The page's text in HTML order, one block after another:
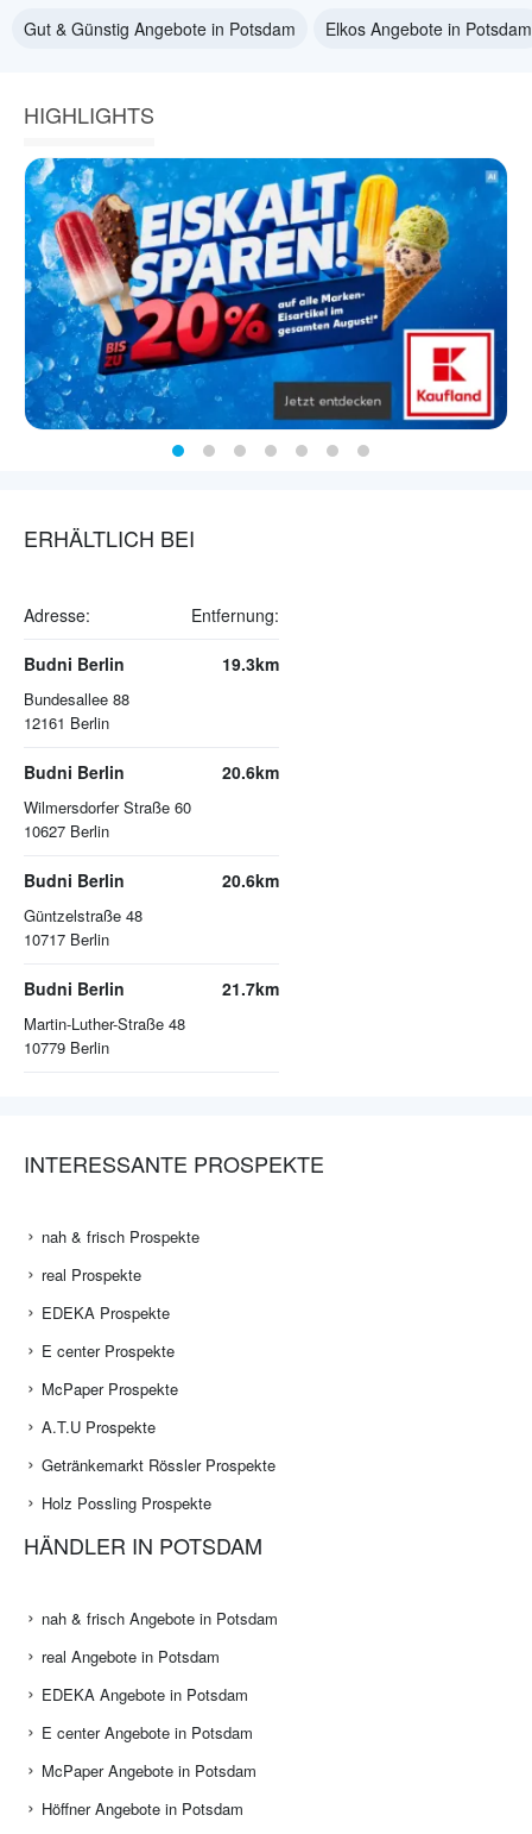
Gut & Günstig Angebote in Potsdam Elkos Angebote in Potsdam
HIGHLIGHTS
ERHÄLTLICH BEI
Adresse: Entfernung:
Budni Berlin
Bundesallee 88
12161 Berlin
19.3km
Budni Berlin
Wilmersdorfer Straße 60
10627 Berlin
20.6km
Budni Berlin
Güntzelstraße 48
10717 Berlin
20.6km
Budni Berlin
Martin-Luther-Straße 48
10779 Berlin
21.7km
INTERESSANTE PROSPEKTE
nah & frisch Prospekte
real Prospekte
EDEKA Prospekte
E center Prospekte
McPaper Prospekte
A.T.U Prospekte
Getränkemarkt Rössler Prospekte
Holz Possling Prospekte
HÄNDLER IN POTSDAM
nah & frisch Angebote in Potsdam
real Angebote in Potsdam
EDEKA Angebote in Potsdam
E center Angebote in Potsdam
McPaper Angebote in Potsdam
Höffner Angebote in Potsdam